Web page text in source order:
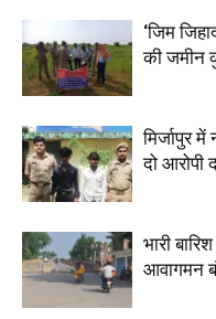
‘जिम
की जमीन
मिर्जापुर
दो आरोपी
भारी
आवागमन